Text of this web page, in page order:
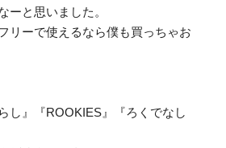
ーと思いました。
リーで使えるなら僕も買っちゃお
し』『ROOKIES』『ろくでなし